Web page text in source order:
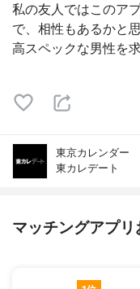
私の友人ではこのア
で、相性もあるかと思
高スペックな男性を
東京カレンダー
東カレデート
マッチングアプ